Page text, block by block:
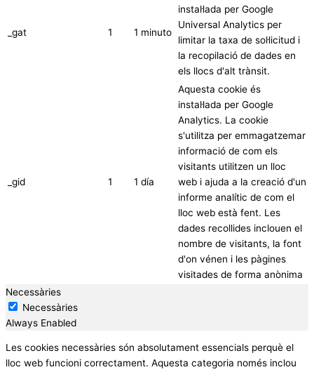
_gat 1 1 minuto
instal·lada per Google
Universal Analytics per
limitar la taxa de sol·licitud i
la recopilació de dades en
els llocs d'alt trànsit.
_gid 1 1 día
Aquesta cookie és
instal·lada per Google
Analytics. La cookie
s'utilitza per emmagatzemar
informació de com els
visitants utilitzen un lloc
web i ajuda a la creació d'un
informe analític de com el
lloc web està fent. Les
dades recollides inclouen el
nombre de visitants, la font
d'on vénen i les pàgines
visitades de forma anònima
Necessàries
Necessàries
Always Enabled
Les cookies necessàries són absolutament essencials perquè el
lloc web funcioni correctament. Aquesta categoria només inclou